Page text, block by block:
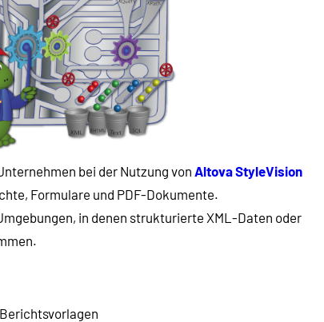
bei der Nutzung vonAltova StyleVision
Formulare und PDF-Dokumente.
in denen strukturierte XML-Daten oder